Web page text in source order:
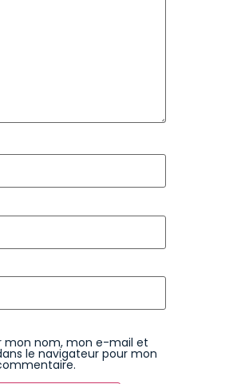
mon nom, mon e-mail et
le navigateur pour mon